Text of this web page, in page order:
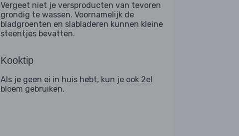
Vergeet niet je versproducten van tevoren
grondig te wassen. Voornamelijk de
bladgroenten en slabladeren kunnen kleine
steentjes bevatten.
Kooktip
Als je geen ei in huis hebt, kun je ook 2el
bloem gebruiken.